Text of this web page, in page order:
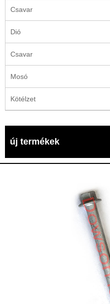
Csavar
Dió
Csavar
Mosó
Kötélzet
új termékek